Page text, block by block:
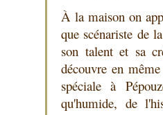
À la maison on
que scénariste de
son talent et sa
découvre en
spéciale à
qu'humide, de